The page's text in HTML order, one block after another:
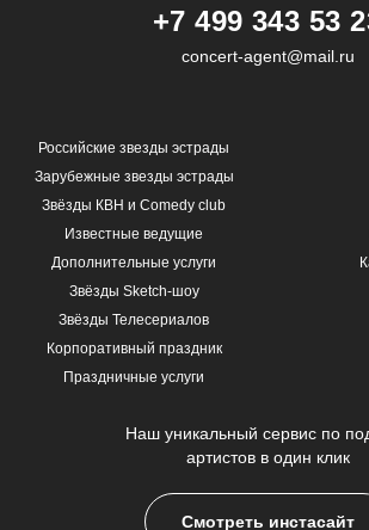
+7 499 343 53
concert-agent@mail.ru
Российские звезды эстрады
Зарубежные звезды эстрады
Звёзды КВН и Comedy club
Известные ведущие
Дополнительные услуги
Звёзды Sketch-шоу
Звёзды Телесериалов
Корпоративный праздник
Праздничные услуги
Наш уникальный сервис по
артистов в один клик
Смотреть инстасайт